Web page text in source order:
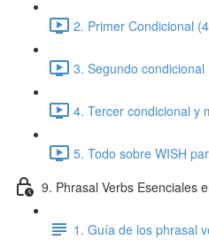
2. Primer Condicional
3. Segundo condicional
4. Tercer condicional y
5. Todo sobre WISH
9. Phrasal Verbs Esenciales
1. Guía de los phrasal